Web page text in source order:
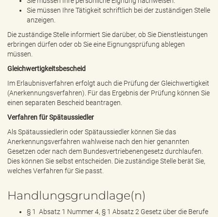
Sie müssen Ihre Tätigkeit schriftlich bei der zuständigen Stelle
anzeigen.
Die zuständige Stelle informiert Sie darüber, ob Sie Dienstleistungen
erbringen dürfen oder ob Sie eine Eignungsprüfung ablegen
müssen.
Gleichwertigkeitsbescheid
Im Erlaubnisverfahren erfolgt auch die Prüfung der Gleichwertigkeit
(Anerkennungsverfahren). Für das Ergebnis der Prüfung können Sie
einen separaten Bescheid beantragen.
Verfahren für Spätaussiedler
Als Spätaussiedlerin oder Spätaussiedler können Sie das
Anerkennungsverfahren wahlweise nach den hier genannten
Gesetzen oder nach dem Bundesvertriebenengesetz durchlaufen.
Dies können Sie selbst entscheiden. Die zuständige Stelle berät Sie,
welches Verfahren für Sie passt.
Handlungsgrundlage(n)
§ 1 Absatz 1 Nummer 4, § 1 Absatz 2 Gesetz über die Berufe